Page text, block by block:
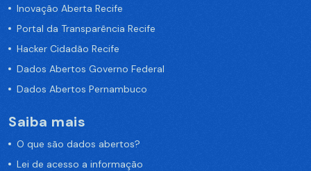
Inovação Aberta Recife
Portal da Transparência Recife
Hacker Cidadão Recife
Dados Abertos Governo Federal
Dados Abertos Pernambuco
Saiba mais
O que são dados abertos?
Lei de acesso a informação